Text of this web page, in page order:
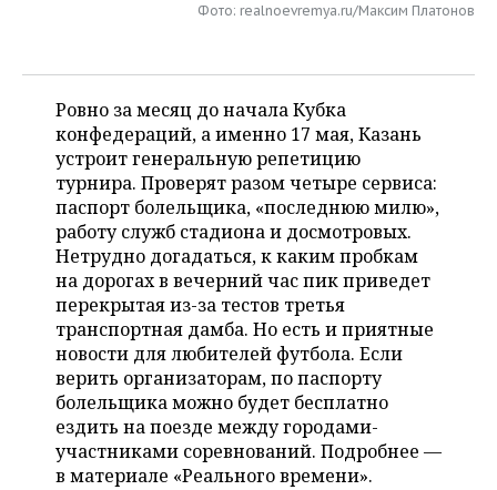
ВЫЕЗДНАЯ РЕДАКЦИЯ
ONLINE-КОНФЕРЕНЦИИ
ОТКРЫТАЯ ЛЕКЦИЯ
ХОККЕЙ
БАСКЕТБОЛ
ВОЛЕЙБОЛ
КИБЕРСПОРТ
ФИГУРНОЕ КАТАНИЕ
ВОДНЫЕ ВИДЫ СПОРТА
ХОККЕЙ С МЯЧОМ
ВЛАСТЬ
ИНФРАСТРУКТУРА
ИСТОРИЯ
КУЛЬТУРА
МЕДИЦИНА
ОБРАЗОВАНИЕ
ПРОИСШЕСТВИЯ
СЮЖЕТЫ
СПРАВОЧНИК
СПИСОК ПЕРСОН
СПИСОК КОМПАНИЙ
ПОЛНАЯ ВЕРСИЯ
Фото: realnoevremya.ru/Максим Платонов
Ровно за месяц до начала Кубка
конфедераций, а именно 17 мая, Казань
устроит генеральную репетицию
турнира. Проверят разом четыре сервиса:
паспорт болельщика, «последнюю милю»,
работу служб стадиона и досмотровых.
Нетрудно догадаться, к каким пробкам
на дорогах в вечерний час пик приведет
перекрытая из-за тестов третья
транспортная дамба. Но есть и приятные
новости для любителей футбола. Если
верить организаторам, по паспорту
болельщика можно будет бесплатно
ездить на поезде между городами-
участниками соревнований. Подробнее —
в материале «Реального времени».